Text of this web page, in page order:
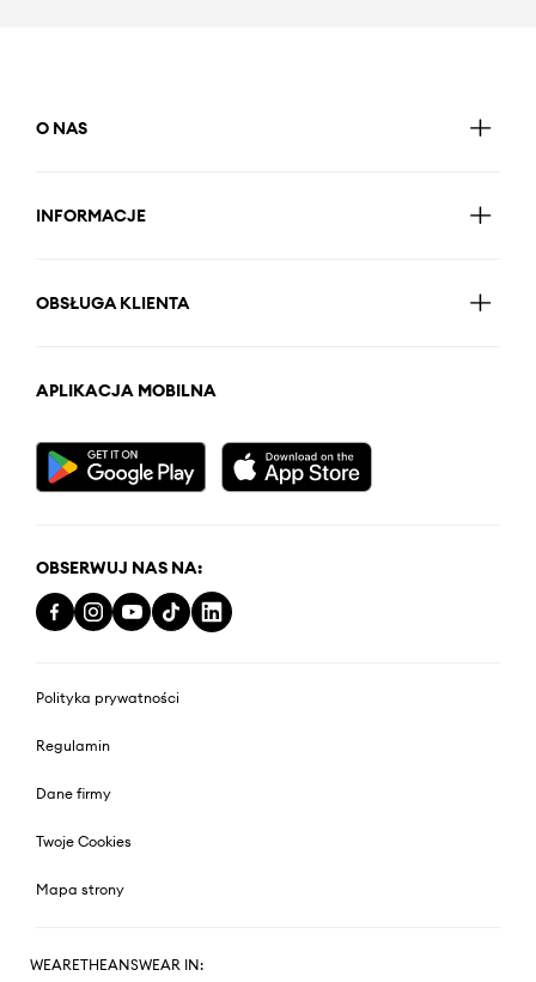
O NAS
INFORMACJE
OBSŁUGA KLIENTA
APLIKACJA MOBILNA
OBSERWUJ NAS NA:
Polityka prywatności
Regulamin
Dane firmy
Twoje Cookies
Mapa strony
WEARETHEANSWEAR IN: